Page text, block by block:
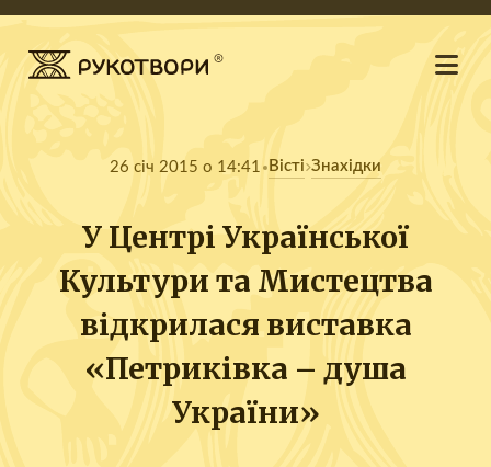
26 січ 2015 о 14:41 Вісті Знахідки
У Центрі Української
Культури та Мистецтва
відкрилася виставка
«Петриківка – душа
України»